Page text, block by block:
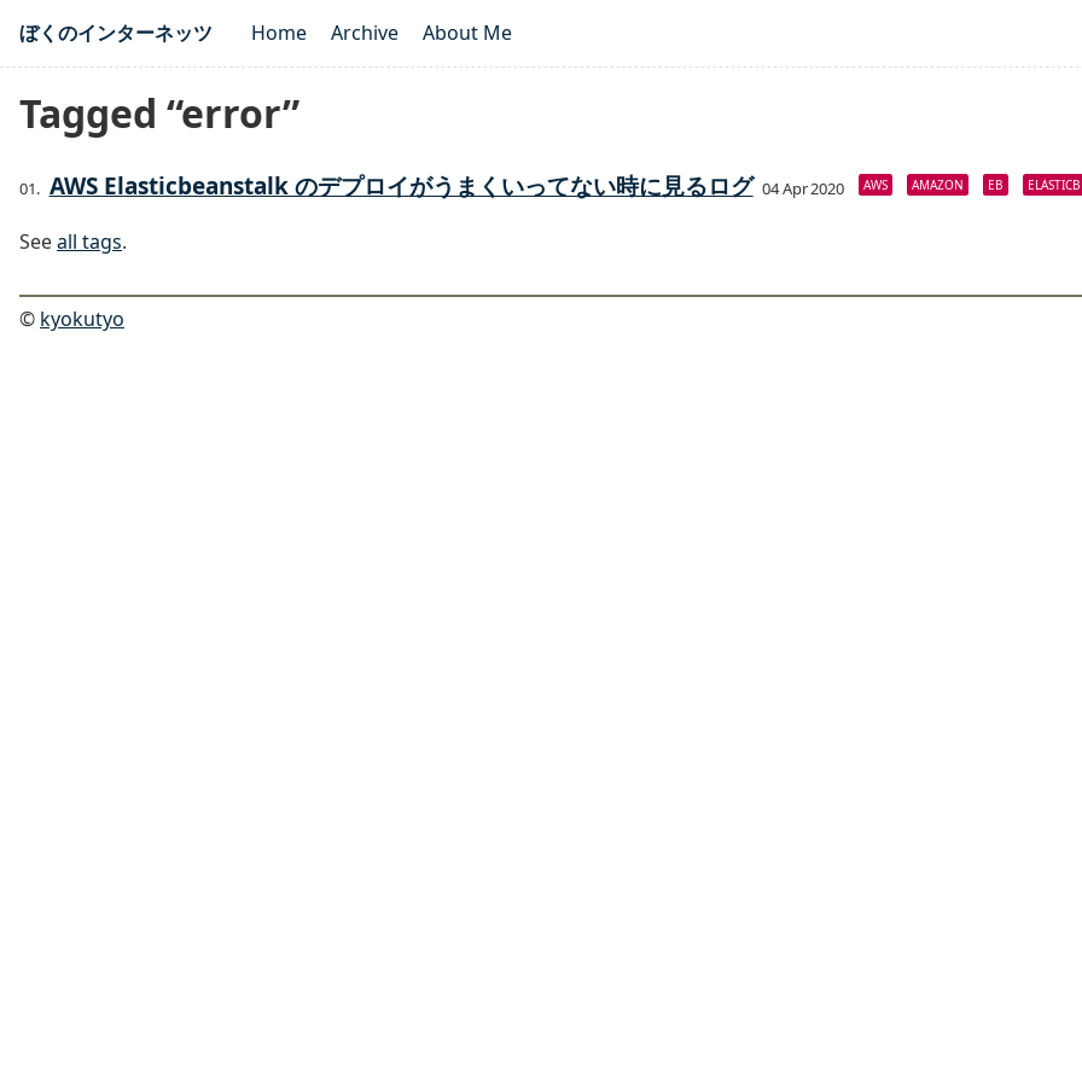
ぼくのインターネッツ Home Archive About Me
Tagged “error”
AWS Elasticbeanstalk のデプロイがうまくいってない時に見るログ 04 Apr 2020 AWS AMAZON EB
Seeall tags.
© kyokutyo